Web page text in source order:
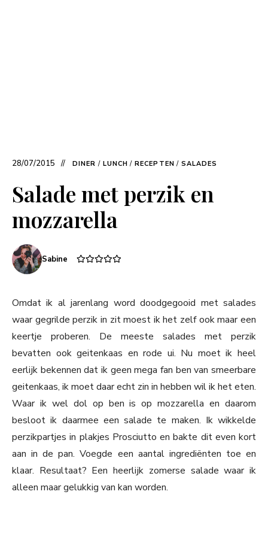
28/07/2015 DINER / LUNCH / RECEPTEN / SALADES
Salade met perzik en
mozzarella
Sabine
Omdat ik al jarenlang word doodgegooid met salades
waar gegrilde perzik in zit moest ik het zelf ook maar een
keertje proberen. De meeste salades met perzik
bevatten ook geitenkaas en rode ui. Nu moet ik heel
eerlijk bekennen dat ik geen mega fan ben van smeerbare
geitenkaas, ik moet daar echt zin in hebben wil ik het eten.
Waar ik wel dol op ben is op mozzarella en daarom
besloot ik daarmee een salade te maken. Ik wikkelde
perzikpartjes in plakjes Prosciutto en bakte dit even kort
aan in de pan. Voegde een aantal ingrediënten toe en
klaar. Resultaat? Een heerlijk zomerse salade waar ik
alleen maar gelukkig van kan worden.